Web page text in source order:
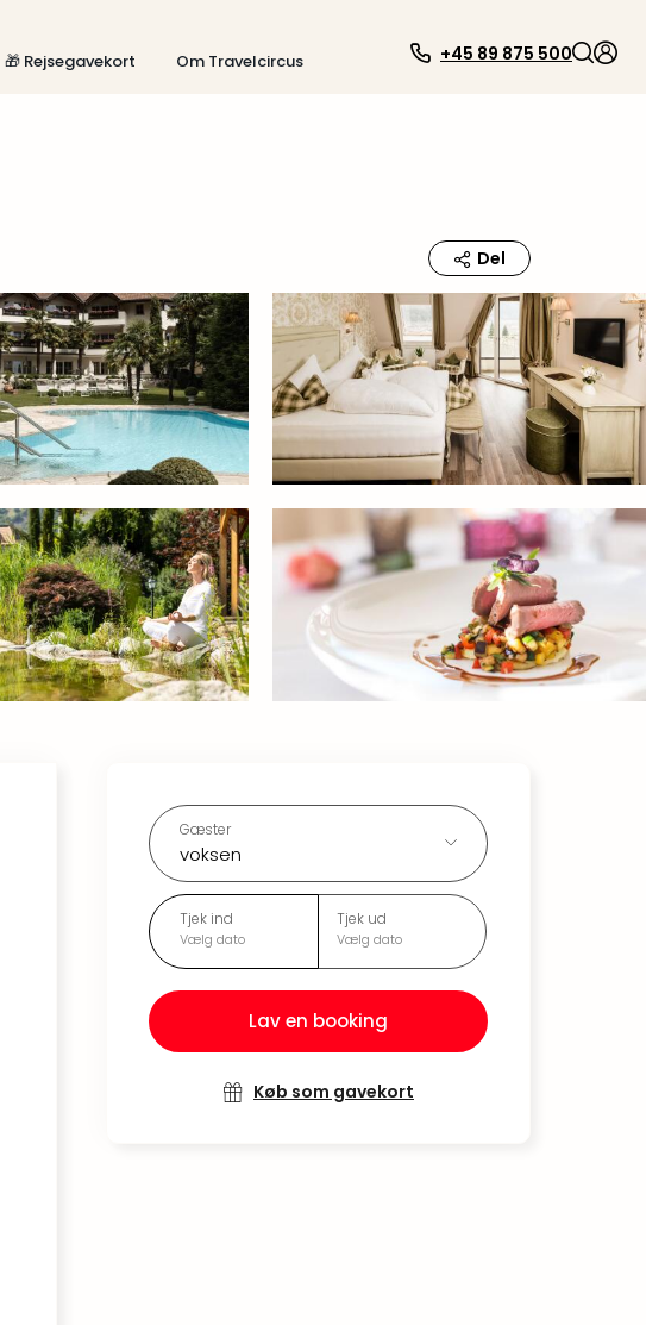
🎁 Rejsegavekort Om Travelcircus +45 89 875 500
Del
Gæster
voksen
Tjek ind
Vælg dato
Tjek ud
Vælg dato
Lav en booking
Køb som gavekort